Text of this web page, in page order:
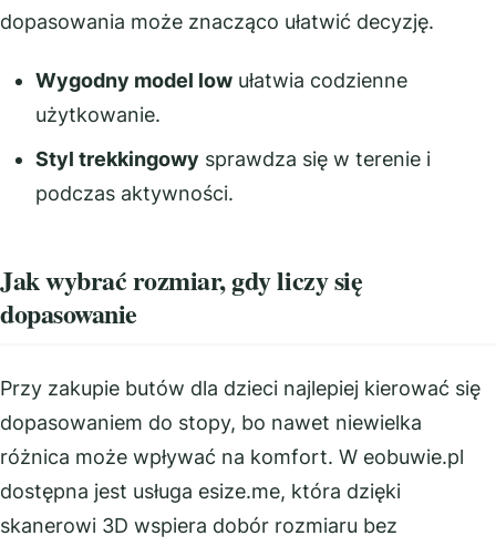
dopasowania może znacząco ułatwić decyzję.
Wygodny model lowułatwia codzienne
użytkowanie.
Styl trekkingowy sprawdza się w terenie i
podczas aktywności.
Jak wybrać rozmiar, gdy liczy się
dopasowanie
Przy zakupie butów dla dzieci najlepiej kierować się
dopasowaniem do stopy, bo nawet niewielka
różnica może wpływać na komfort. W eobuwie.pl
dostępna jest usługa esize.me, która dzięki
skanerowi 3D wspiera dobór rozmiaru bez